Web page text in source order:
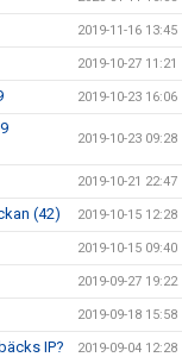
2019-11-16 13:45
2019-10-27 11:21
2019-10-23 16:06
2019-10-23 09:28
2019-10-21 22:47
(42) 2019-10-15 12:28
2019-10-15 09:40
2019-09-27 19:22
2019-09-18 15:58
IP? 2019-09-04 12:28